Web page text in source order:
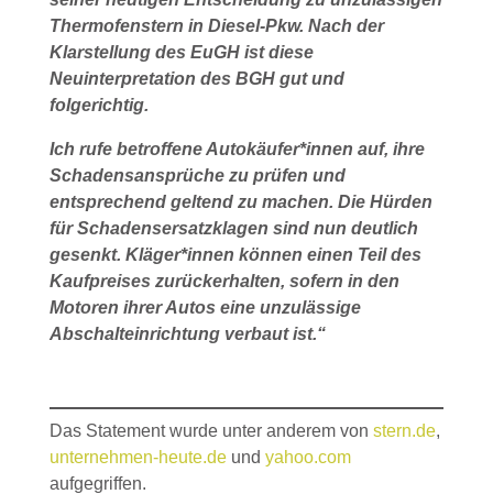
Thermofenstern in Diesel-Pkw. Nach der
Klarstellung des EuGH ist diese
Neuinterpretation des BGH gut und
folgerichtig.
Ich rufe betroffene Autokäufer*innen auf, ihre
Schadensansprüche zu prüfen und
entsprechend geltend zu machen. Die Hürden
für Schadensersatzklagen sind nun deutlich
gesenkt. Kläger*innen können einen Teil des
Kaufpreises zurückerhalten, sofern in den
Motoren ihrer Autos eine unzulässige
Abschalteinrichtung verbaut ist.“
Das Statement wurde unter anderem von stern.de,
unternehmen-heute.deund yahoo.com
aufgegriffen.